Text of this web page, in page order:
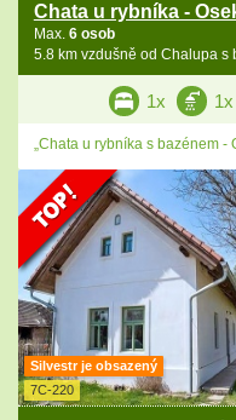
Chata u rybníka -
Max. 6 osob
5.8 km vzdušně od Chalupa s
1x 1x
„Chata u rybníka s bazénem -
Silvestr je obsazený
7C-220